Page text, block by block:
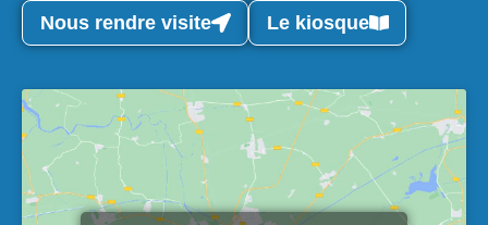
Nous rendre visite Le kiosque